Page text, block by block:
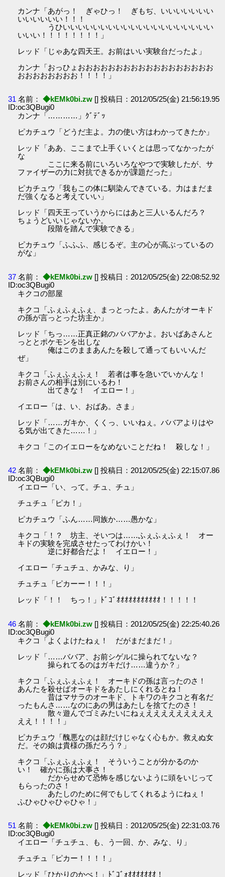
カンナ「あがっ！ ぎゃひっ！ ぎもぢ、いいいいいいい
いいいいいい！！！
うひいいいいいいいいいいいいいいいいいいいい
いいい！！！！！！！！」
レッド「じゃあな四天王。お前はいい実験台だったよ」
カンナ「おっひょおおおおおおおおおおおおおおおおおお
おおおおおおおお！！！！」
31 名前： ◆kEMk0bi.zw [] 投稿日：2012/05/25(金) 21:56:19.95
ID:oc3QBugi0
カンナ「…………」ｸﾞﾃﾞｯ
ピカチュウ「どうだ主よ。力の使い方はわかってきたか」
レッド「ああ、ここまで上手くいくとは思ってなかったが
な
ここに来る前にいろいろなやつで実験したが、サ
ファイザーの力に対抗できるかが課題だった」
ピカチュウ「我もこの体に馴染んできている。力はまだま
だ強くなると考えていい」
レッド「四天王っていうからにはあと三人いるんだろ？
ちょうどいいじゃないか。
段階を踏んで実験できる」
ピカチュウ「ふふふ、感じるぞ。主の心が高ぶっているの
がな」
37 名前： ◆kEMk0bi.zw [] 投稿日：2012/05/25(金) 22:08:52.92
ID:oc3QBugi0
キクコの部屋
キクコ「ふぇふぇふぇ、まっとったよ。あんたがオーキド
の孫が言っとった坊主か」
レッド「ちっ……正真正銘のババアかよ。おいばあさんと
っととポケモンを出しな
俺はこのままあんたを殺して通ってもいいんだ
ぜ」
キクコ「ふぇふぇふぇ！ 若者は事を急いでいかんな！
お前さんの相手は別にいるわ！
出てきな！ イエロー！」
イエロー「は、い、おばあ。さま」
レッド「……ガキか、くくっ、いいねぇ。ババアよりはや
る気が出てきた……！」
キクコ「このイエローをなめないことだね！ 殺しな！」
42 名前： ◆kEMk0bi.zw [] 投稿日：2012/05/25(金) 22:15:07.86
ID:oc3QBugi0
イエロー「い、って。チュ、チュ」
チュチュ「ピカ！」
ピカチュウ「ふん……同族か……愚かな」
キクコ「！？ 坊主、そいつは……ふぇふぇふぇ！ オー
キドの実験を完成させたってわけかい！
逆に好都合だよ！ イエロー！」
イエロー「チュチュ、かみな、り」
チュチュ「ピカーー！！！」
レッド「！！ ちっ！」ﾄﾞｺﾞｵｵｵｵｵｵｵｵｵｵｵ！！！！！
46 名前： ◆kEMk0bi.zw [] 投稿日：2012/05/25(金) 22:25:40.26
ID:oc3QBugi0
キクコ「よくよけたねぇ！ だがまだまだ！」
レッド「……ババア、お前シゲルに操られてないな？
操られてるのはガキだけ……違うか？」
キクコ「ふぇふぇふぇ！ オーキドの孫は言ったのさ！
あんたを殺せばオーキドをあたしにくれるとね！
昔はマサラのオーキド、トキワのキクコと有名だ
ったもんさ……なのにあの男はあたしを捨てたのさ！
散々遊んでゴミみたいにねぇえええええええええ
ええ！！！！」
ピカチュウ「醜悪なのは顔だけじゃなく心もか。救えぬ女
だ。その娘は貴様の孫だろう？」
キクコ「ふぇふぇふぇ！ そういうことが分かるのか
い！ 確かに孫は大事さ！
だからせめて恐怖を感じないように頭をいじって
もらったのさ！
あたしのために何でもしてくれるようにねぇ！
ふひゃひゃひゃひゃ！」
51 名前： ◆kEMk0bi.zw [] 投稿日：2012/05/25(金) 22:31:03.76
ID:oc3QBugi0
イエロー「チュチュ、も、う一回、か、みな、り」
チュチュ「ピカー！！！！」
レッド「ひかりのかべ！」ﾄﾞｺﾞｫｵｵｵｵｵｵｵ！